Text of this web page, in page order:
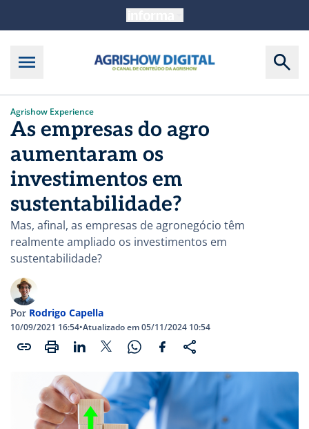
Agrishow Experience
As empresas do agro
aumentaram os
investimentos em
sustentabilidade?
Mas, afinal, as empresas de agronegócio têm
realmente ampliado os investimentos em
sustentabilidade?
Por Rodrigo Capella
10/09/2021 16:54•Atualizado em 05/11/2024 10:54